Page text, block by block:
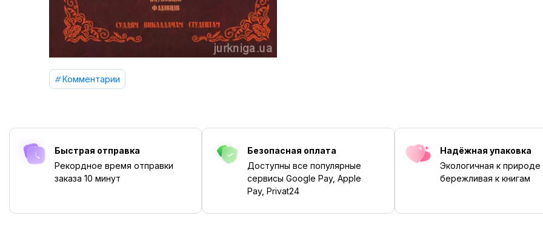
Комментарии
Быстрая отправка
Рекордное время отправки
заказа 10 минут
Безопасная оплата
Доступны все популярные
сервисы Google Pay, Apple
Pay, Privat24
Надёжная упаковка
Экологичная к природе
бережливая к книгам